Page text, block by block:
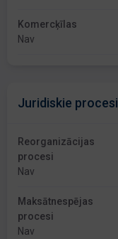
Komercķīlas
Nav
Juridiskie procesi
Reorganizācijas
procesi
Nav
Maksātnespējas
procesi
Nav